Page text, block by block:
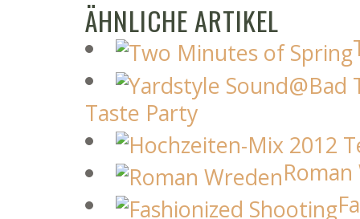
ÄHNLICHE ARTIKEL
Taste Party